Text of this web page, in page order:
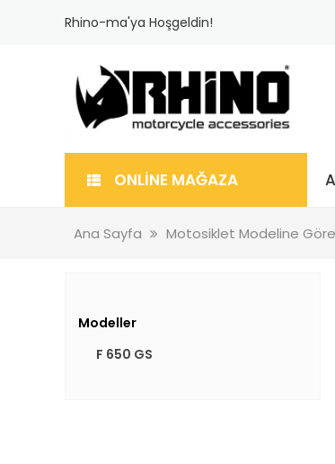
Rhino-ma'ya Hoşgeldin!
ONLİNE MAĞAZA
Ana Sayfa Motosiklet Modeline Göre
Modeller
F 650 GS